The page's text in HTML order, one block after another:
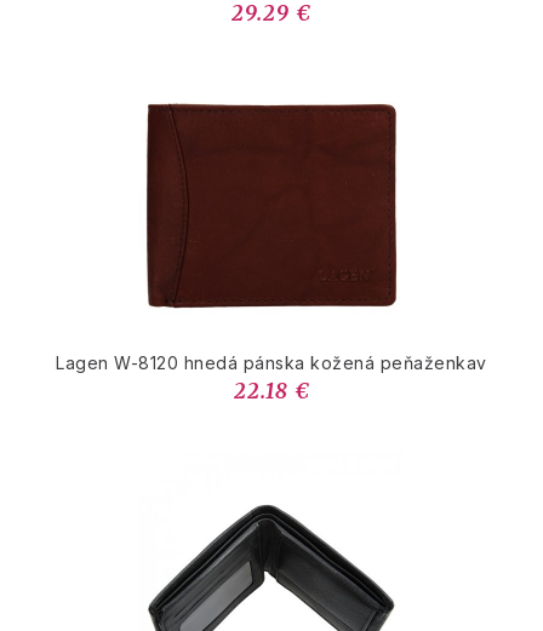
29.29 €
Lagen W-8120 hnedá pánska kožená peňaženkav
22.18 €